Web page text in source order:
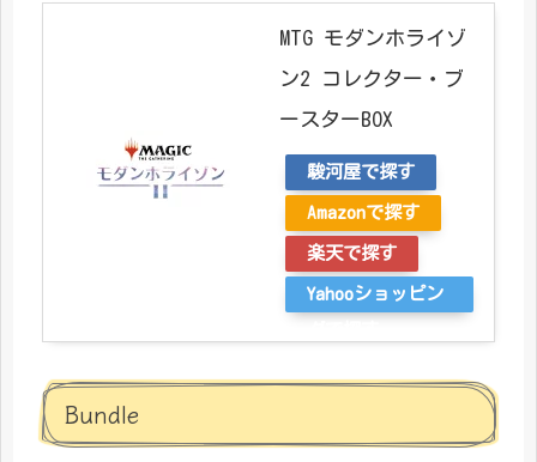
MTG モダンホライゾ
ン2 コレクター・ブ
ースターBOX
駿河屋で探す
Amazonで探す
楽天で探す
Yahooショッピン
Bundle